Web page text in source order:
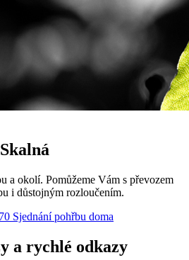
a okolí. Pomůžeme Vám s převozem
i důstojným rozloučením.
Sjednání pohřbu doma
a rychlé odkazy